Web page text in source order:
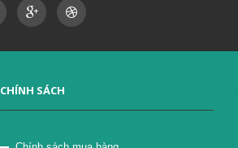
CHÍNH SÁCH